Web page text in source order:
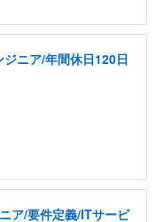
ニア/年間休日120日
ア/要件定義/ITサービ